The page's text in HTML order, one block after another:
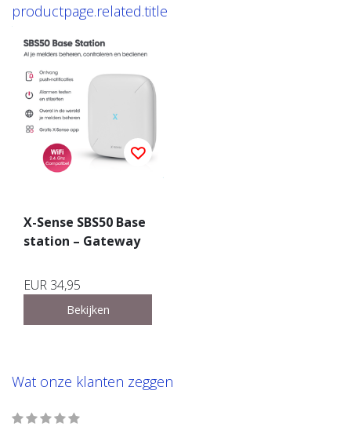
productpage.related.title
X-Sense SBS50 Base
station – Gateway
EUR 34,95
Bekijken
Wat onze klanten zeggen